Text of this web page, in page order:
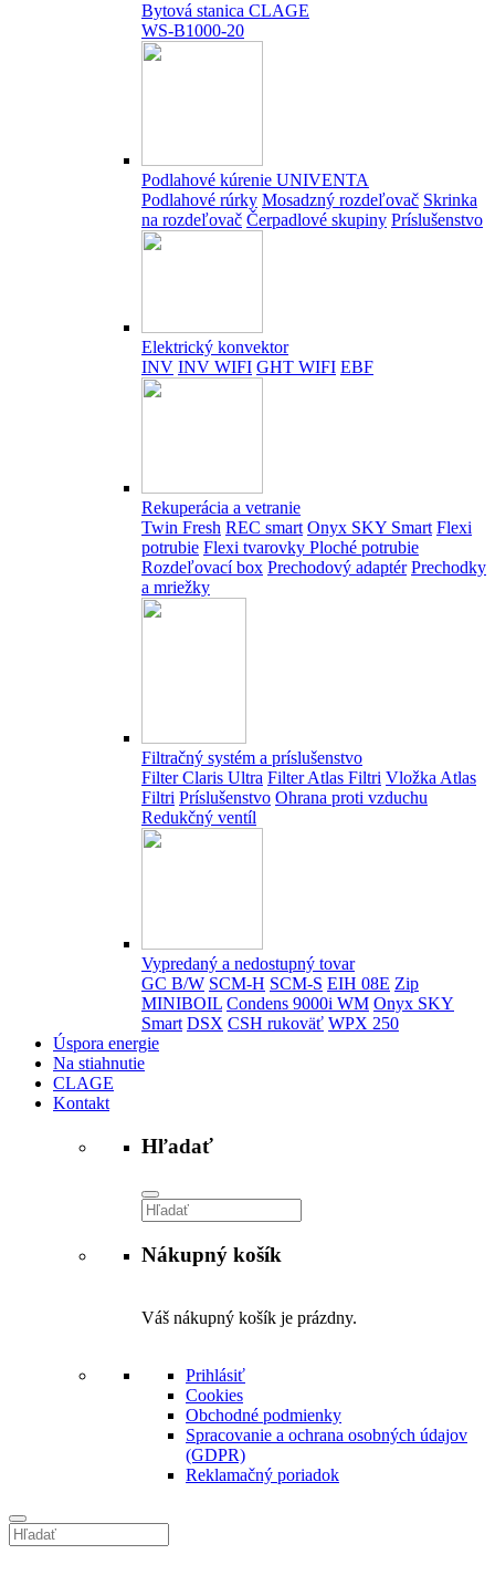
Bytová stanica CLAGE
WS-B1000-20
Podlahové kúrenie UNIVENTA
Podlahové rúrky Mosadzný rozdeľovač Skrinka
na rozdeľovač Čerpadlové skupiny Príslušenstvo
Elektrický konvektor
INV INV WIFI GHT WIFI EBF
Rekuperácia a vetranie
Twin Fresh REC smart Onyx SKY Smart Flexi
potrubie Flexi tvarovky Ploché potrubie
Rozdeľovací box Prechodový adaptér Prechodky
a mriežky
Filtračný systém a príslušenstvo
Filter Claris Ultra Filter Atlas Filtri Vložka Atlas
Filtri Príslušenstvo Ohrana proti vzduchu
Redukčný ventíl
Vypredaný a nedostupný tovar
GC B/W SCM-H SCM-S EIH 08E Zip
MINIBOIL Condens 9000i WM Onyx SKY
Smart DSX CSH rukoväť WPX 250
Úspora energie
Na stiahnutie
CLAGE
Kontakt
Hľadať
Vyhľadávanie
Nákupný košík
Váš nákupný košík je prázdny.
Prihlásiť
Cookies
Obchodné podmienky
Spracovanie a ochrana osobných údajov
(GDPR)
Reklamačný poriadok
Vyhľadávanie